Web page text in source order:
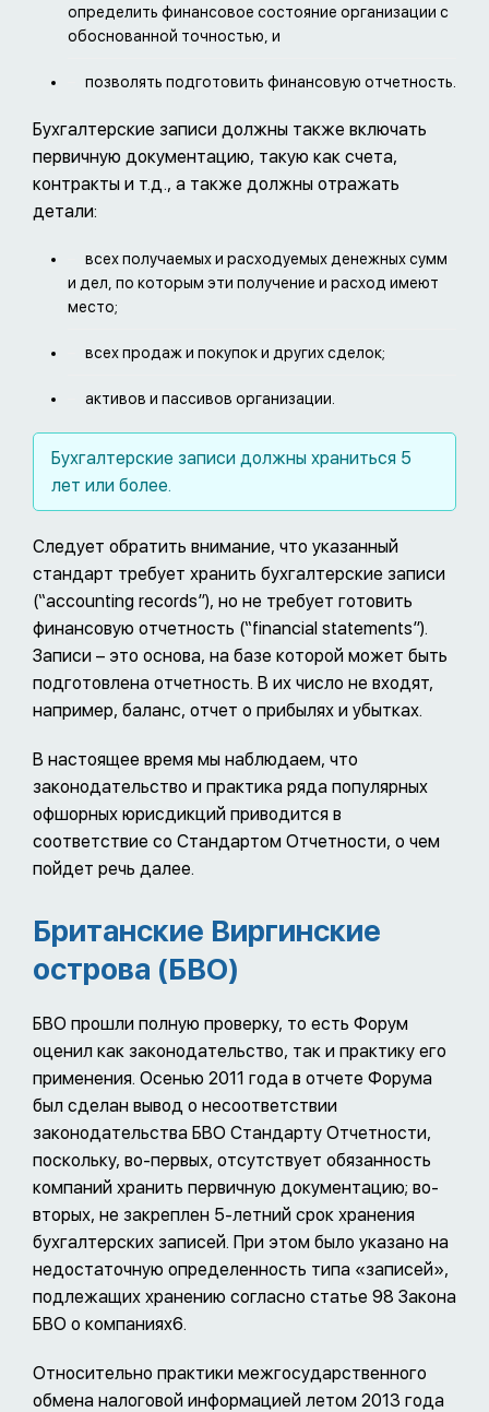
определить финансовое состояние организации с
обоснованной точностью, и
позволять подготовить финансовую отчетность.
Бухгалтерские записи должны также включать
первичную документацию, такую как счета,
контракты и т.д., а также должны отражать
детали:
всех получаемых и расходуемых денежных сумм
и дел, по которым эти получение и расход имеют
место;
всех продаж и покупок и других сделок;
активов и пассивов организации.
Бухгалтерские записи должны храниться 5
лет или более.
Следует обратить внимание, что указанный
стандарт требует хранить бухгалтерские записи
(“accounting records”), но не требует готовить
финансовую отчетность (“financial statements”).
Записи – это основа, на базе которой может быть
подготовлена отчетность. В их число не входят,
например, баланс, отчет о прибылях и убытках.
В настоящее время мы наблюдаем, что
законодательство и практика ряда популярных
офшорных юрисдикций приводится в
соответствие со Стандартом Отчетности, о чем
пойдет речь далее.
Британские Виргинские
острова (БВО)
БВО прошли полную проверку, то есть Форум
оценил как законодательство, так и практику его
применения. Осенью 2011 года в отчете Форума
был сделан вывод о несоответствии
законодательства БВО Стандарту Отчетности,
поскольку, во-первых, отсутствует обязанность
компаний хранить первичную документацию; во-
вторых, не закреплен 5-летний срок хранения
бухгалтерских записей. При этом было указано на
недостаточную определенность типа «записей»,
подлежащих хранению согласно статье 98 Закона
БВО о компаниях6.
Относительно практики межгосударственного
обмена налоговой информацией летом 2013 года